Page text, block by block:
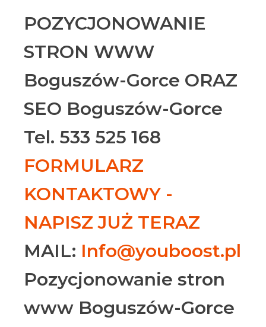
POZYCJONOWANIE
STRON WWW
Boguszów-Gorce ORAZ
SEO Boguszów-Gorce
Tel. 533 525 168
FORMULARZ
KONTAKTOWY -
NAPISZ JUŻ TERAZ
MAIL: Info@youboost.pl
Pozycjonowanie stron
www Boguszów-Gorce